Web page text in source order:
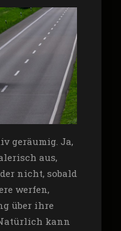
geräumig. Ja,
aus,
nicht, sobald
werfen,
über ihre
kann